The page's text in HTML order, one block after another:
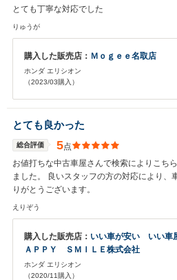
とても丁寧な対応でした
りゅうが
購入した販売店： Ｍｏｇｅｅ名取店
ホンダ エリシオン
（2023/03購入）
とても良かった
総合評価 5点
お値打ちな中古車屋さんで検索によりこち
ました。 良いスタッフの方の対応により、
りがとうございます。
えりぞう
購入した販売店： いい車が安い いい
ＡＰＰＹ ＳＭＩＬＥ株式会社
ホンダ エリシオン
（2020/11購入）